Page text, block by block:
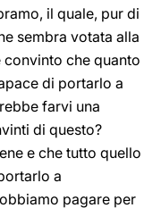
il quale, pur di
sembra votata alla
che quanto
di portarlo a
farvi una
di questo?
e che tutto quello
a
pagare per